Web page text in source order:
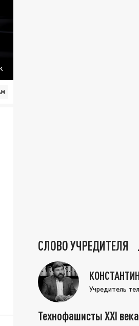
СЛОВО УЧРЕДИТЕЛЯ
Учредитель
Технофашисты XXI века